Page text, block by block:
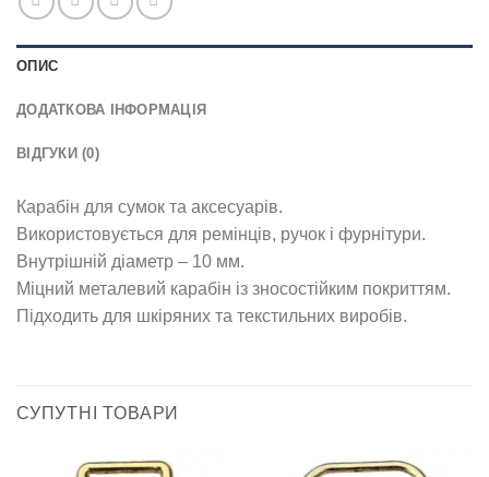
ОПИС
ДОДАТКОВА ІНФОРМАЦІЯ
ВІДГУКИ (0)
Карабін для сумок та аксесуарів.
Використовується для ремінців, ручок і фурнітури.
Внутрішній діаметр – 10 мм.
Міцний металевий карабін із зносостійким покриттям.
Підходить для шкіряних та текстильних виробів.
СУПУТНІ ТОВАРИ